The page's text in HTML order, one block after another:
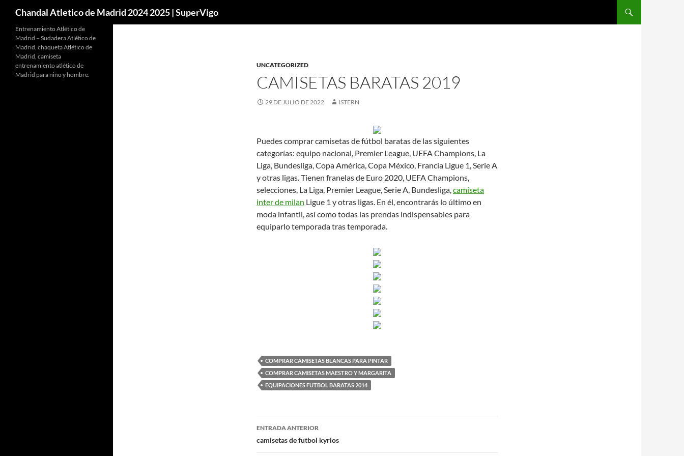
Chandal Atletico de Madrid 2024 2025 | SuperVigo
UNCATEGORIZED
CAMISETAS BARATAS 2019
29 DE JULIO DE 2022 ISTERN
Puedes comprar camisetas de fútbol baratas de las siguientes
categorías: equipo nacional, Premier League, UEFA Champions, La
Liga, Bundesliga, Copa América, Copa México, Francia Ligue 1, Serie A
y otras ligas. Tienen franelas de Euro 2020, UEFA Champions,
selecciones, La Liga, Premier League, Serie A, Bundesliga,camiseta
inter de milan Ligue 1 y otras ligas. En él, encontrarás lo último en
moda infantil, así como todas las prendas indispensables para
equiparlo temporada tras temporada.
COMPRAR CAMISETAS BLANCAS PARA PINTAR
COMPRAR CAMISETAS MAESTRO Y MARGARITA
EQUIPACIONES FUTBOL BARATAS 2014
Navegación
de
ENTRADA ANTERIOR
camisetas de futbol kyrios
Entrenamiento Atlético de
Madrid – Sudadera Atlético de
Madrid, chaqueta Atlético de
Madrid, camiseta
entrenamiento atlético de
Madrid para niño y hombre.